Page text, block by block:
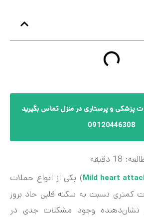
پزشکی و پرستاری در منزل تماس بگیرید
09120446308
18 دقیقه
Mild heart) یکی از انواع حملات
کمتری نسبت به سکته قلبی حاد بروز
نشان‌دهنده وجود مشکلات جدی در